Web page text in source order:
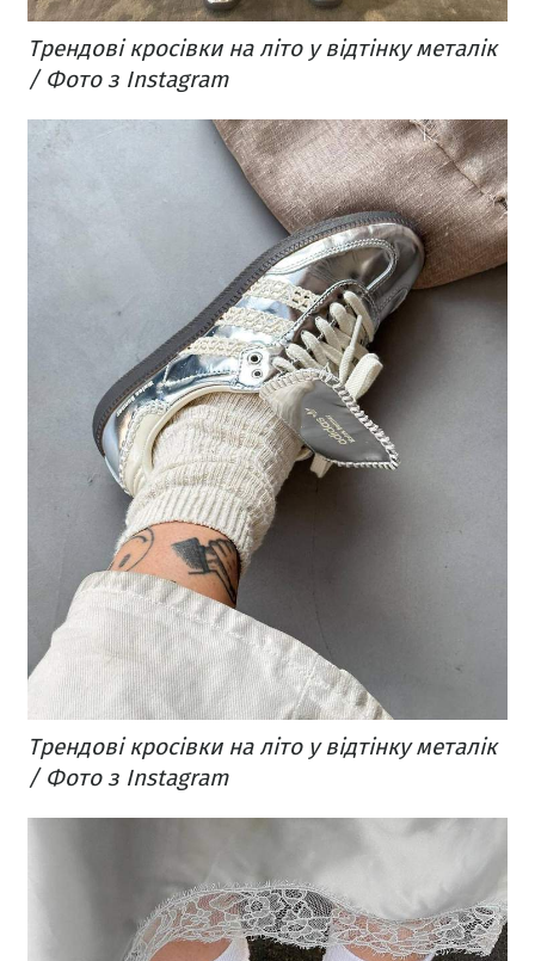
Трендові кросівки на літо у відтінку металік
/ Фото з Instagram
Трендові кросівки на літо у відтінку металік
/ Фото з Instagram